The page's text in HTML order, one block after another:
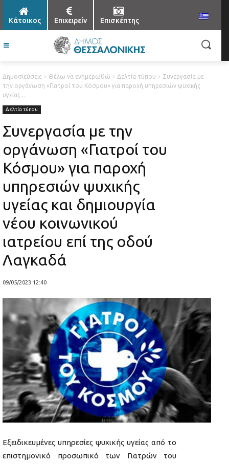
Κάτοικος Επιχειρείν Επισκέπτης
Δημοσιεύσεις Θέλω να ενημερωθώ Δελτία τύπου
Συνεργασία με
την οργάνωση «Γιατροί του Κόσμου» για παροχή υπηρεσιών ψυχικής
υγείας...
Δελτία τύπου
Συνεργασία με την
οργάνωση «Γιατροί του
Κόσμου» για παροχή
υπηρεσιών ψυχικής
υγείας και δημιουργία
νέου κοινωνικού
ιατρείου επί της οδού
Λαγκαδά
09/05/2023 12:40
Εξειδικευμένες υπηρεσίες ψυχικής υγείας από το
επιστημονικό προσωπικό των Γιατρών του